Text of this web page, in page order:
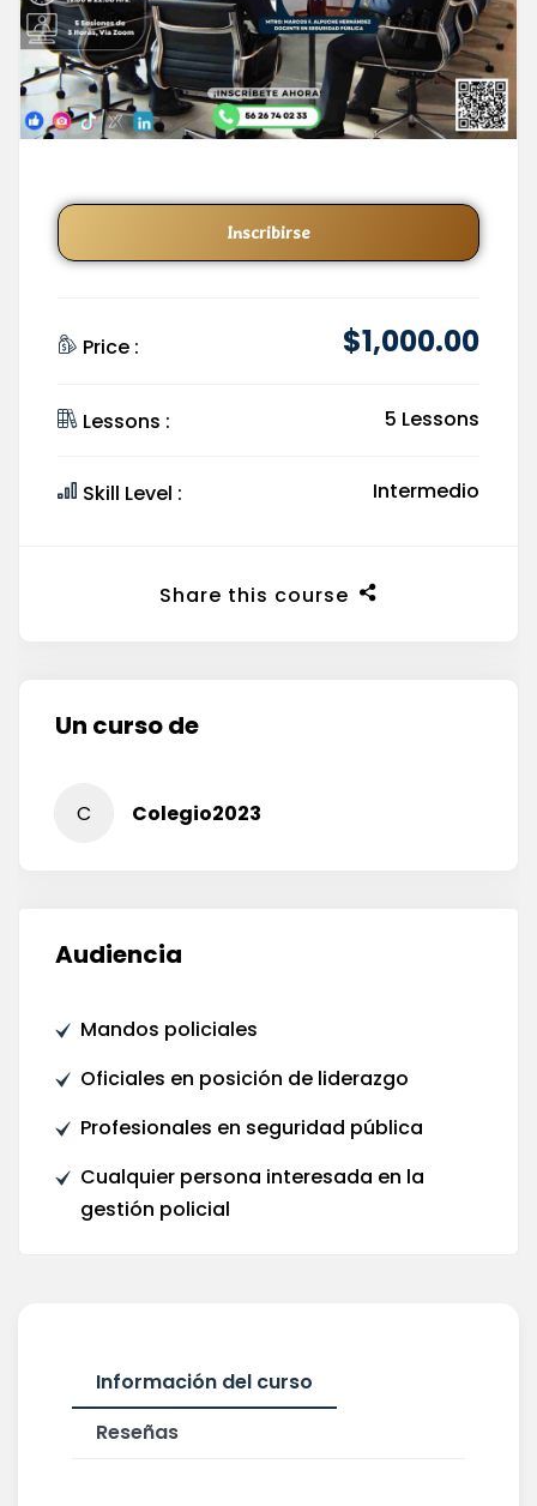
Información del curso
Reseñas
Inscribirse
Price : $1,000.00
Lessons : 5 Lessons
Skill Level : Intermedio
Share this course
Un curso de
C Colegio2023
Audiencia
Mandos policiales
Oficiales en posición de liderazgo
Profesionales en seguridad pública
Cualquier persona interesada en la
gestión policial